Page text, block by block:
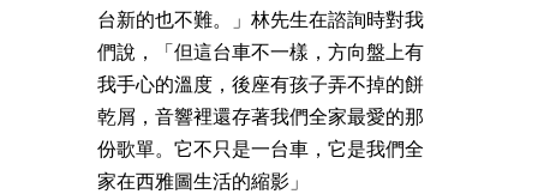
台新的也不難。」林先生在諮詢時對我
們說，「但這台車不一樣，方向盤上有
我手心的溫度，後座有孩子弄不掉的餅
乾屑，音響裡還存著我們全家最愛的那
份歌單。它不只是一台車，它是我們全
家在西雅圖生活的縮影」